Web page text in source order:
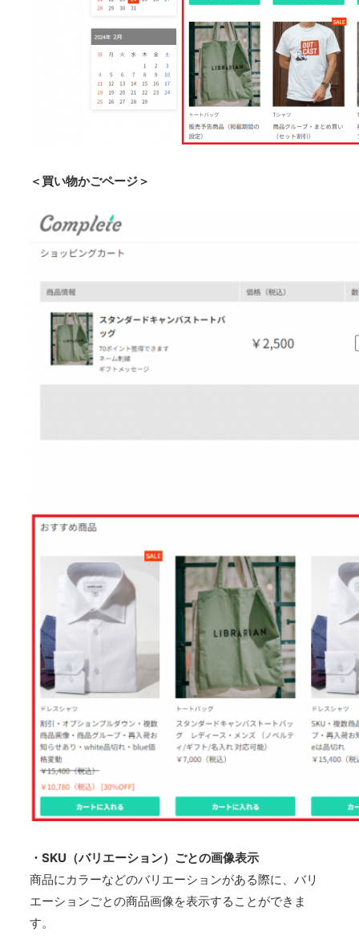
＜買い物かごページ＞
・SKU（バリエーション）ごとの画像表示
商品にカラーなどのバリエーションがある際に、バリ
エーションごとの商品画像を表示することができま
す。